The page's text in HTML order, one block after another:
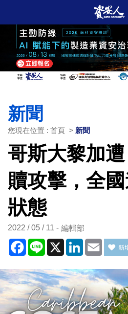
新聞
您現在位置 : 首頁 > 新聞
哥斯大黎加
贖攻擊，全
狀態
2022 / 05 / 11 編輯部
Facebook
Line X LinkedIn
Email